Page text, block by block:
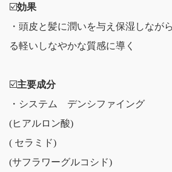
☑️効果
・頭皮と髪に潤いを与え保湿しなが
る軽いしなやかな質感に導く
☑️主要成分
・システム デンシファイング
(ヒアルロン酸)
( セラミド)
(サフラワーグルコシド)